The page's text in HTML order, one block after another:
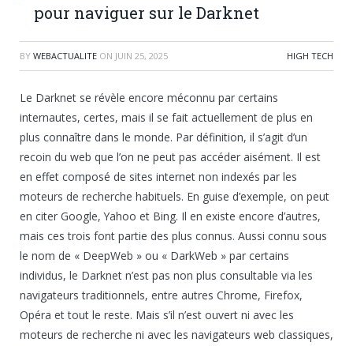
pour naviguer sur le Darknet
BY WEBACTUALITE ON JUIN 25, 2025 HIGH TECH
Le Darknet se révèle encore méconnu par certains
internautes, certes, mais il se fait actuellement de plus en
plus connaître dans le monde. Par définition, il s’agit d’un
recoin du web que l’on ne peut pas accéder aisément. Il est
en effet composé de sites internet non indexés par les
moteurs de recherche habituels. En guise d’exemple, on peut
en citer Google, Yahoo et Bing. Il en existe encore d’autres,
mais ces trois font partie des plus connus. Aussi connu sous
le nom de « DeepWeb » ou « DarkWeb » par certains
individus, le Darknet n’est pas non plus consultable via les
navigateurs traditionnels, entre autres Chrome, Firefox,
Opéra et tout le reste. Mais s’il n’est ouvert ni avec les
moteurs de recherche ni avec les navigateurs web classiques,